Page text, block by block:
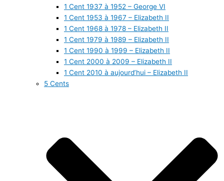
1 Cent 1937 à 1952 – George VI
1 Cent 1953 à 1967 – Elizabeth II
1 Cent 1968 à 1978 – Elizabeth II
1 Cent 1979 à 1989 – Elizabeth II
1 Cent 1990 à 1999 – Elizabeth II
1 Cent 2000 à 2009 – Elizabeth II
1 Cent 2010 à aujourd’hui – Elizabeth II
5 Cents